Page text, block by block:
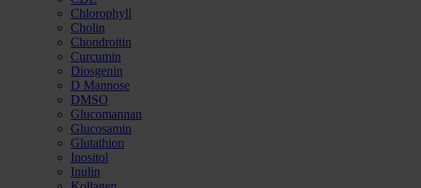
Chlorophyll
Cholin
Chondroitin
Curcumin
Diosgenin
D Mannose
DMSO
Glucomannan
Glucosamin
Glutathion
Inositol
Inulin